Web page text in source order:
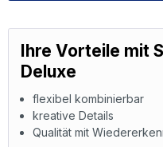
Ihre Vorteile mit
Deluxe
flexibel kombinierbar
kreative Details
Qualität mit